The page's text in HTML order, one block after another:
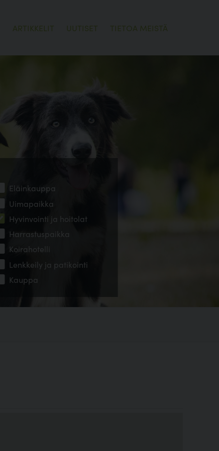
ARTIKKELIT UUTISET TIETOA MEISTÄ
Eläinkauppa
Uimapaikka
Hyvinvointi ja hoitolat
Harrastuspaikka
Koirahotelli
Lenkkeily ja patikointi
Kauppa